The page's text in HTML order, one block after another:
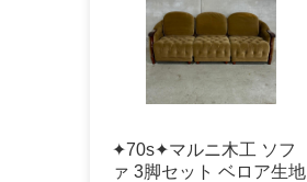
✦70s✦マルニ木工 ソフ
ァ 3脚セット ベロア生地